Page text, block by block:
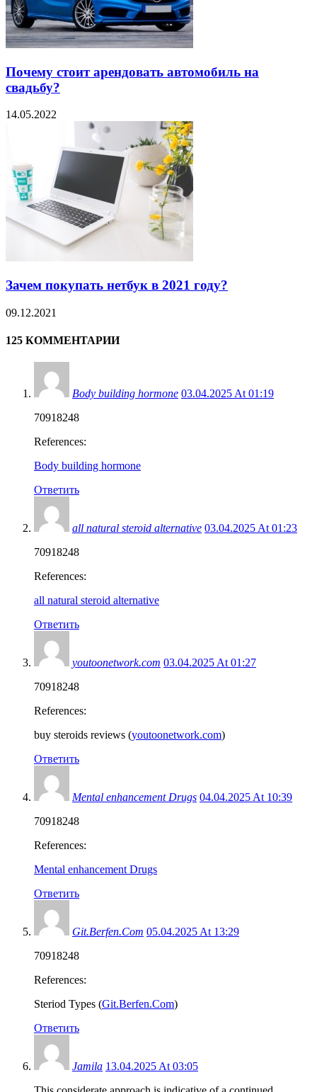
Почему стоит арендовать автомобиль на
свадьбу?
14.05.2022
Зачем покупать нетбук в 2021 году?
09.12.2021
125 КОММЕНТАРИИ
Body building hormone 03.04.2025 At 01:19
70918248
References:
Body building hormone
Ответить
all natural steroid alternative 03.04.2025 At 01:23
70918248
References:
all natural steroid alternative
Ответить
youtoonetwork.com 03.04.2025 At 01:27
70918248
References:
buy steroids reviews (youtoonetwork.com)
Ответить
Mental enhancement Drugs 04.04.2025 At 10:39
70918248
References:
Mental enhancement Drugs
Ответить
Git.Berfen.Com 05.04.2025 At 13:29
70918248
References:
Steriod Types (Git.Berfen.Com)
Ответить
Jamila 13.04.2025 At 03:05